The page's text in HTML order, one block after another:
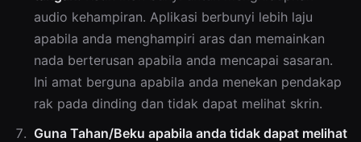
audio kehampiran. Aplikasi berbunyi lebih laju
apabila anda menghampiri aras dan memainkan
nada berterusan apabila anda mencapai sasaran.
Ini amat berguna apabila anda menekan pendakap
rak pada dinding dan tidak dapat melihat skrin.
Guna Tahan/Beku apabila anda tidak dapat melihat